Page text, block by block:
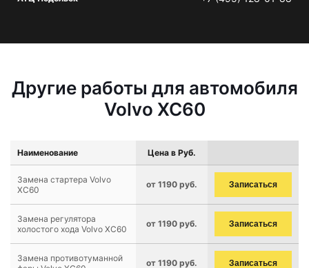
Другие работы для автомобиля
Volvo XC60
Наименование Цена в Руб.
Замена стартера Volvo
XC60
от 1190 руб. Записаться
Замена регулятора
холостого хода Volvo XC60
от 1190 руб. Записаться
Замена противотуманной
от 1190 руб. Записаться